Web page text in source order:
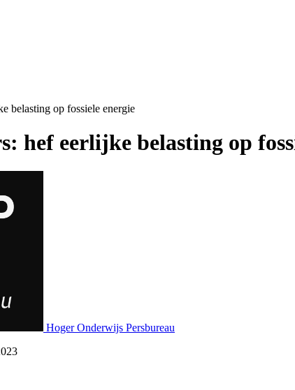
belasting op fossiele energie
hef eerlijke belasting op
Hoger Onderwijs Persbureau